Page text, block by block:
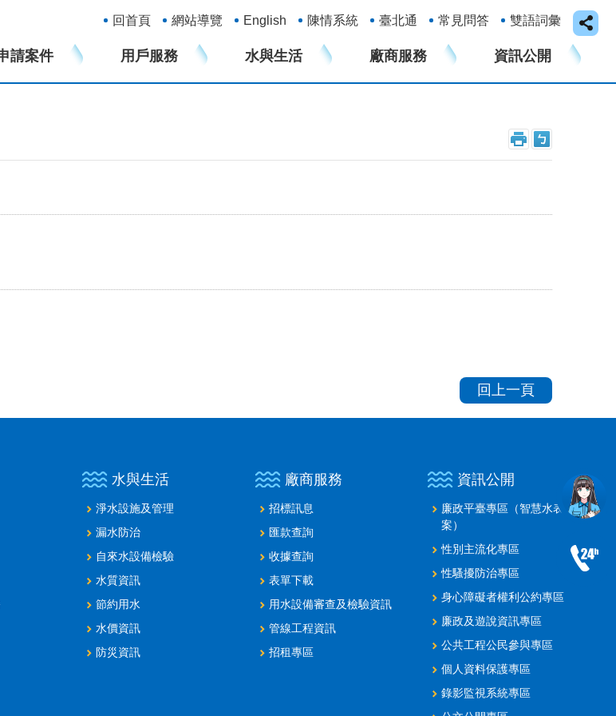
回首頁
網站導覽 English 陳情系統 臺北通 常見問答 雙語詞彙
請案件 用戶服務 水與生活 廠商服務 資訊公開
回上一頁
水與生活
淨水設施及管理
漏水防治
自來水設備檢驗
水質資訊
節約用水
水價資訊
防災資訊
廠商服務
招標訊息
匯款查詢
收據查詢
表單下載
用水設備審查及檢驗資訊
管線工程資訊
招租專區
資訊公開
廉政平臺專區（智慧水表建置
案）
性別主流化專區
性騷擾防治專區
身心障礙者權利公約專區
廉政及遊說資訊專區
公共工程公民參與專區
個人資料保護專區
錄影監視系統專區